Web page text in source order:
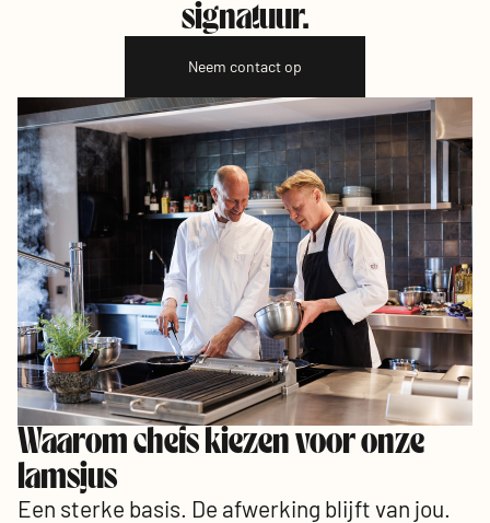
signatuur.
Neem contact op
Waarom chefs kiezen voor onze
lamsjus
Een sterke basis. De afwerking blijft van jou.